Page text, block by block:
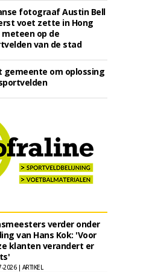
fotograaf Austin Bell
voet zette in Hong
meteen op de
van de stad
gemeente om oplossing
verder onder
van Hans Kok: 'Voor
klanten verandert er
2026 | ARTIKEL